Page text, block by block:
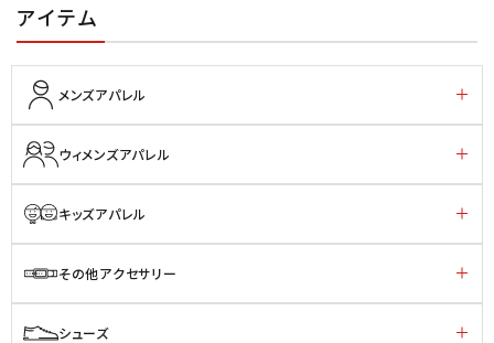
アイテム
メンズアパレル
ウィメンズアパレル
キッズアパレル
その他アクセサリー
シューズ